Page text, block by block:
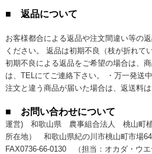
■ 返品について
お客様都合による返品や注文間違い等の
ください。 返品は初期不良（枝が折れて
初期不良による返品をご希望の場合は、
は、TELにてご連絡下さい。 ・万一発送
注文と違う商品が届いた場合は、返送料
■ お問い合わせについて
運営) 和歌山県 農事組合法人 桃山町
所在地） 和歌山県紀の川市桃山町市
FAX0736-66-0130（担当：オカダ・ウエ